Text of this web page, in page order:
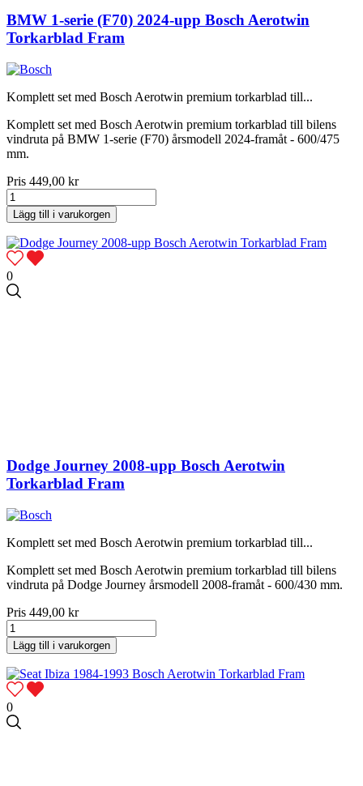
BMW 1-serie (F70) 2024-upp Bosch Aerotwin
Torkarblad Fram
Komplett set med Bosch Aerotwin premium torkarblad till...
Komplett set med Bosch Aerotwin premium torkarblad till bilens
vindruta på BMW 1-serie (F70) årsmodell 2024-framåt - 600/475
mm.
Pris 449,00 kr
Lägg till i varukorgen
0
Dodge Journey 2008-upp Bosch Aerotwin
Torkarblad Fram
Komplett set med Bosch Aerotwin premium torkarblad till...
Komplett set med Bosch Aerotwin premium torkarblad till bilens
vindruta på Dodge Journey årsmodell 2008-framåt - 600/430 mm.
Pris 449,00 kr
Lägg till i varukorgen
0